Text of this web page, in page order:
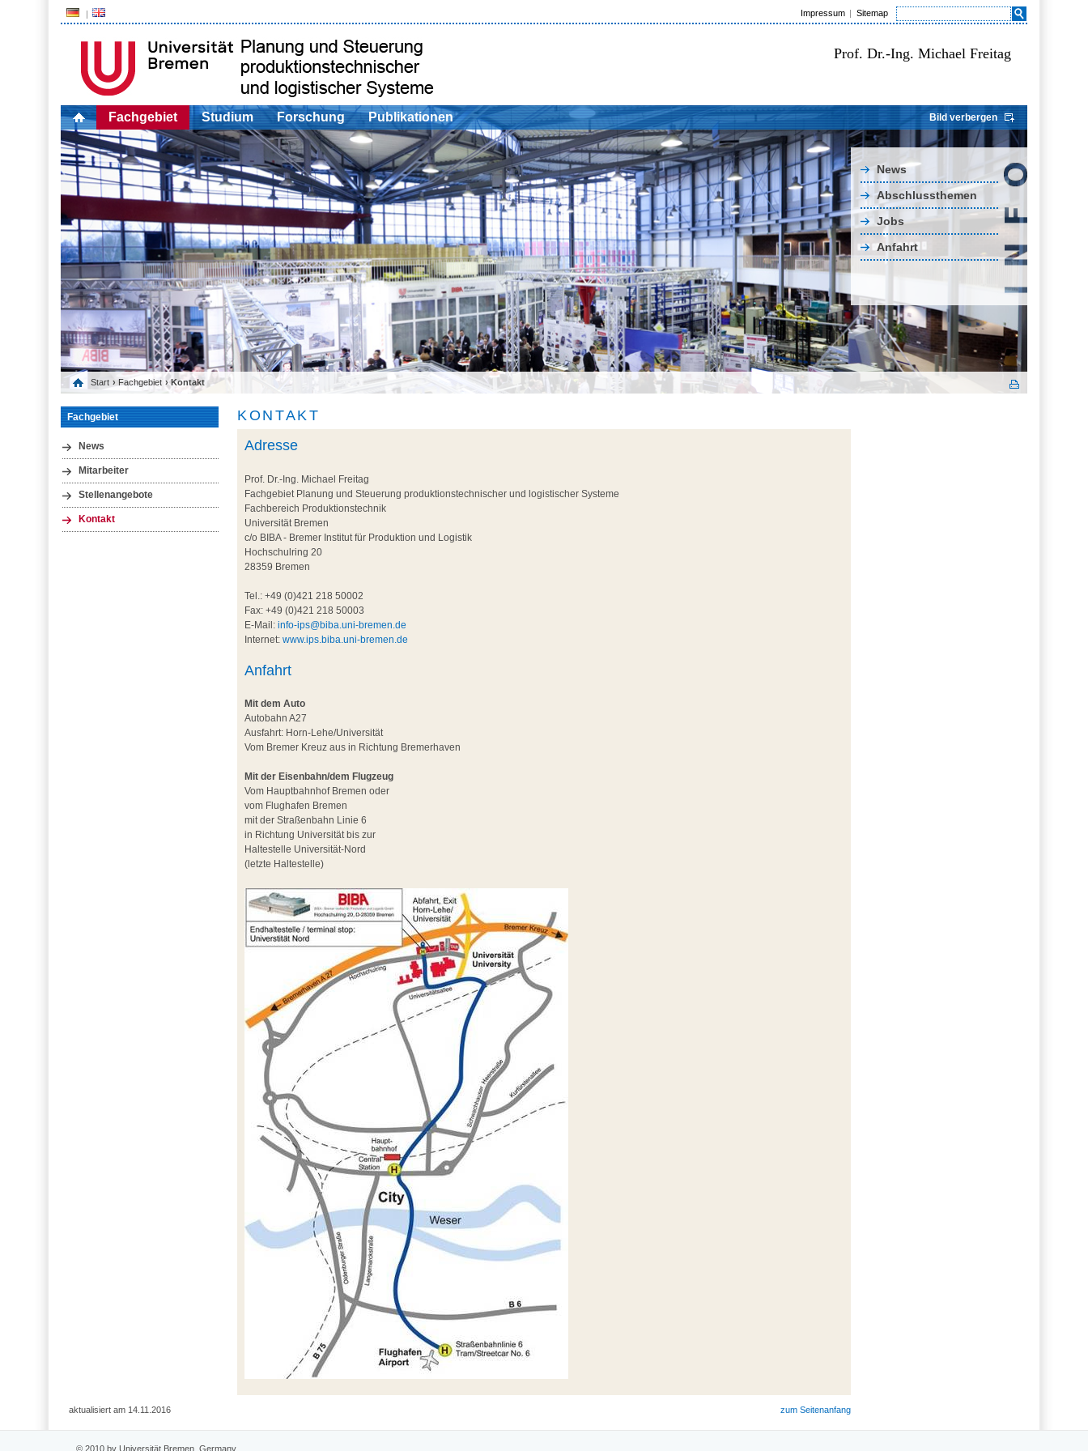
Impressum Sitemap
Prof. Dr.-Ing. Michael Freitag
Fachgebiet Studium Forschung Publikationen Bild verbergen
News
Abschlussthemen
Jobs
Anfahrt
Start › Fachgebiet › Kontakt
Fachgebiet
News
Mitarbeiter
Stellenangebote
Kontakt
KONTAKT
Adresse
Prof. Dr.-Ing. Michael Freitag
Fachgebiet Planung und Steuerung produktionstechnischer und logistischer Systeme
Fachbereich Produktionstechnik
Universität Bremen
c/o BIBA - Bremer Institut für Produktion und Logistik
Hochschulring 20
28359 Bremen
Tel.: +49 (0)421 218 50002
Fax: +49 (0)421 218 50003
E-Mail:info-ips@biba.uni-bremen.de
Internet:www.ips.biba.uni-bremen.de
Anfahrt
Mit dem Auto
Autobahn A27
Ausfahrt: Horn-Lehe/Universität
Vom Bremer Kreuz aus in Richtung Bremerhaven
Mit der Eisenbahn/dem Flugzeug
Vom Hauptbahnhof Bremen oder
vom Flughafen Bremen
mit der Straßenbahn Linie 6
in Richtung Universität bis zur
Haltestelle Universität-Nord
(letzte Haltestelle)
aktualisiert am 14.11.2016 zum Seitenanfang
© 2010 by Universität Bremen, Germany